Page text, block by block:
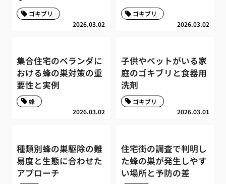
2026.03.02
ゴキブリ
2026.03.02
ゴキブリ
集合住宅のベランダに
おける蜂の巣対策の重
要性と実例
2026.03.02
蜂
子供やペットがいる家
庭のゴキブリと食器用
洗剤
2026.03.01
ゴキブリ
種類別蜂の巣駆除の難
易度と生態に合わせた
アプローチ
住宅街の調査で判明し
た蜂の巣が発生しやす
い場所と予防の差